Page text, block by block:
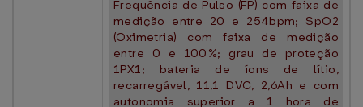
Frequência de Pulso (FP) com faixa de
medição entre 20 e 254bpm; SpO2
(Oximetria) com faixa de medição
entre 0 e 100%; grau de proteção
1PX1; bateria de íons de lítio,
recarregável, 11,1 DVC, 2,6Ah e com
autonomia superior a 1 hora de